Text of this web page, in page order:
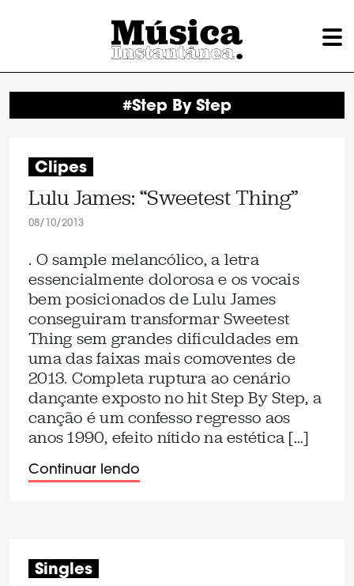
#Step By Step
Clipes
Lulu James: “Sweetest Thing”
08/10/2013
. O sample melancólico, a letra
essencialmente dolorosa e os vocais
bem posicionados de Lulu James
conseguiram transformar Sweetest
Thing sem grandes dificuldades em
uma das faixas mais comoventes de
2013. Completa ruptura ao cenário
dançante exposto no hit Step By Step, a
canção é um confesso regresso aos
anos 1990, efeito nítido na estética […]
Continuar lendo
Singles